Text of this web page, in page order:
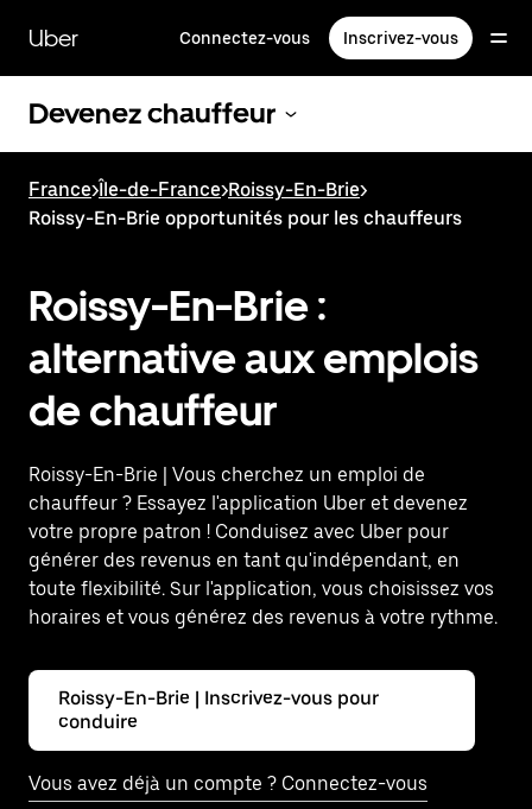
contenu
principal
Uber Connectez-vous Inscrivez-vous
Devenez chauffeur
France>Île-de-France>Roissy-En-Brie>
Roissy-En-Brie opportunités pour les chauffeurs
Roissy-En-Brie :
alternative aux emplois
de chauffeur
Roissy-En-Brie | Vous cherchez un emploi de
chauffeur ? Essayez l'application Uber et devenez
votre propre patron ! Conduisez avec Uber pour
générer des revenus en tant qu'indépendant, en
toute flexibilité. Sur l'application, vous choisissez vos
horaires et vous générez des revenus à votre rythme.
Roissy-En-Brie | Inscrivez-vous pour
conduire
Vous avez déjà un compte ? Connectez-vous